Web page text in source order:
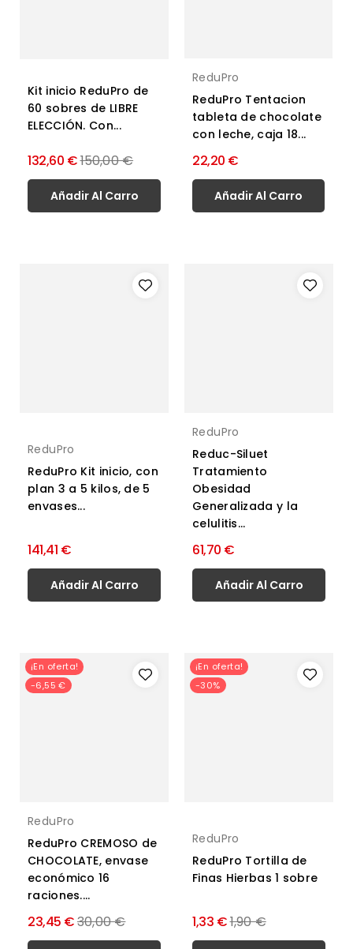
Kit inicio ReduPro de
60 sobres de LIBRE
ELECCIÓN. Con...
132,60 €Precio
normal
150,00 €
Añadir Al Carro
ReduPro
ReduPro Tentacion
tableta de chocolate
con leche, caja 18...
22,20 €
Añadir Al Carro
ReduPro
ReduPro Kit inicio, con
plan 3 a 5 kilos, de 5
envases...
141,41 €
Añadir Al Carro
ReduPro
Reduc-Siluet
Tratamiento
Obesidad
Generalizada y la
celulitis...
61,70 €
Añadir Al Carro
¡En oferta!
-6,55 €
ReduPro
ReduPro CREMOSO de
CHOCOLATE, envase
económico 16
raciones....
23,45 €Precio
normal
30,00 €
¡En oferta!
-30%
ReduPro
ReduPro Tortilla de
Finas Hierbas 1 sobre
1,33 €Precio
normal
1,90 €